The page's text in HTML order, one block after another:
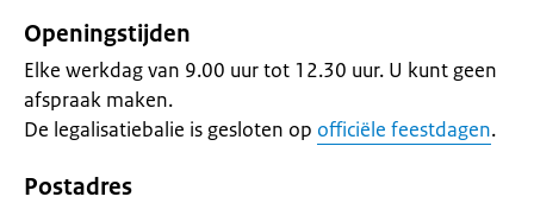
Openingstijden
Elke werkdag van 9.00 uur tot 12.30 uur. U kunt geen
afspraak maken.
De legalisatiebalie is gesloten op officiële feestdagen.
Postadres